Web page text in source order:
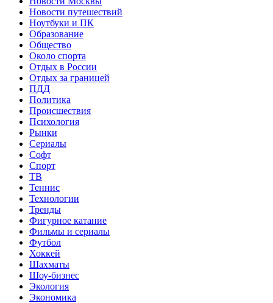
Новости путешествий
Ноутбуки и ПК
Образование
Общество
Около спорта
Отдых в России
Отдых за границей
ПДД
Политика
Происшествия
Психология
Рынки
Сериалы
Софт
Спорт
ТВ
Теннис
Технологии
Тренды
Фигурное катание
Фильмы и сериалы
Футбол
Хоккей
Шахматы
Шоу-бизнес
Экология
Экономика